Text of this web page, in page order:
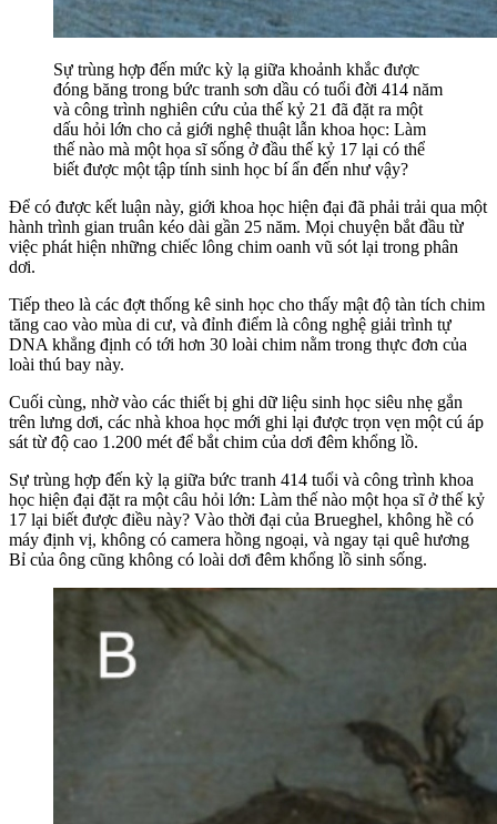
Sự trùng hợp đến mức kỳ lạ giữa khoảnh khắc được
đóng băng trong bức tranh sơn dầu có tuổi đời 414 năm
và công trình nghiên cứu của thế kỷ 21 đã đặt ra một
dấu hỏi lớn cho cả giới nghệ thuật lẫn khoa học: Làm
thế nào mà một họa sĩ sống ở đầu thế kỷ 17 lại có thể
biết được một tập tính sinh học bí ẩn đến như vậy?
Để có được kết luận này, giới khoa học hiện đại đã phải trải qua một
hành trình gian truân kéo dài gần 25 năm. Mọi chuyện bắt đầu từ
việc phát hiện những chiếc lông chim oanh vũ sót lại trong phân
dơi.
Tiếp theo là các đợt thống kê sinh học cho thấy mật độ tàn tích chim
tăng cao vào mùa di cư, và đỉnh điểm là công nghệ giải trình tự
DNA khẳng định có tới hơn 30 loài chim nằm trong thực đơn của
loài thú bay này.
Cuối cùng, nhờ vào các thiết bị ghi dữ liệu sinh học siêu nhẹ gắn
trên lưng dơi, các nhà khoa học mới ghi lại được trọn vẹn một cú áp
sát từ độ cao 1.200 mét để bắt chim của dơi đêm khổng lồ.
Sự trùng hợp đến kỳ lạ giữa bức tranh 414 tuổi và công trình khoa
học hiện đại đặt ra một câu hỏi lớn: Làm thế nào một họa sĩ ở thế kỷ
17 lại biết được điều này? Vào thời đại của Brueghel, không hề có
máy định vị, không có camera hồng ngoại, và ngay tại quê hương
Bỉ của ông cũng không có loài dơi đêm khổng lồ sinh sống.